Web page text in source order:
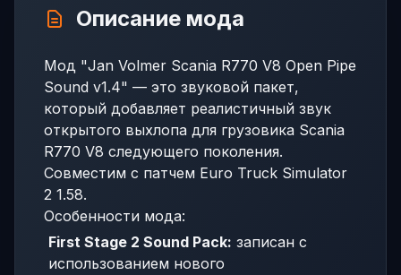
Описание мода
Мод "Jan Volmer Scania R770 V8 Open Pipe
Sound v1.4" — это звуковой пакет,
который добавляет реалистичный звук
открытого выхлопа для грузовика Scania
R770 V8 следующего поколения.
Совместим с патчем Euro Truck Simulator
2 1.58.
Особенности мода:
First Stage 2 Sound Pack: записан с
использованием нового